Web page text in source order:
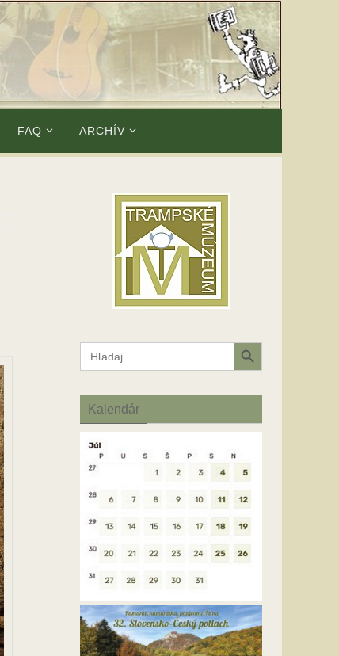
FAQ ARCHÍV
Search
for:
Search Button
Kalendár